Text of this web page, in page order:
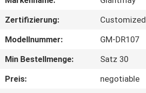
FABRIK-
AUSFLUG
QUALITÄTSKONTROLLE
Zertifizierung:
Customized
Modellnummer:
GM-DR107
Min Bestellmenge:
Satz 30
Preis:
negotiable